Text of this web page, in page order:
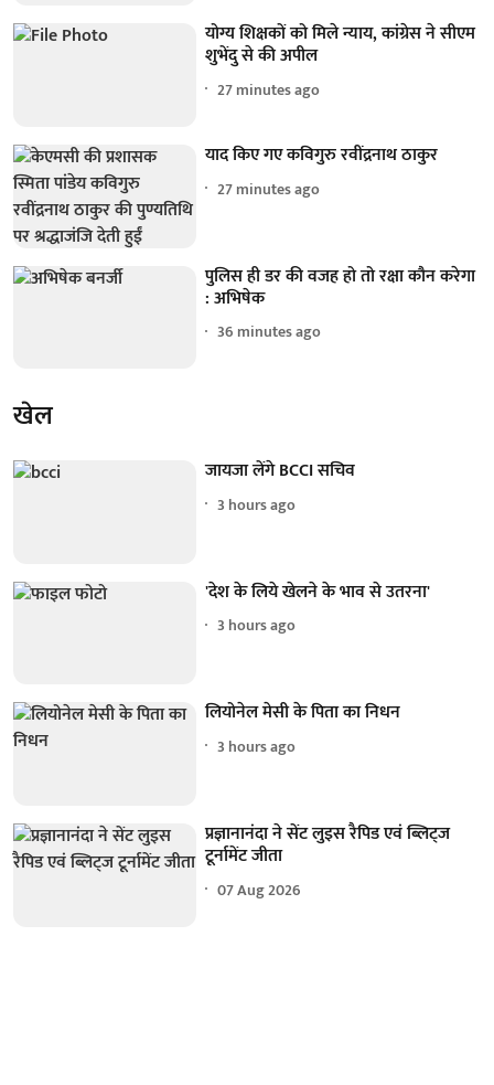
योग्य शिक्षकों को मिले न्याय, कांग्रेस ने सीएम
शुभेंदु से की अपील
27 minutes ago
याद किए गए कविगुरु रवींद्रनाथ ठाकुर
27 minutes ago
पुलिस ही डर की वजह हो तो रक्षा कौन करेगा
: अभिषेक
36 minutes ago
खेल
जायजा लेंगे BCCI सचिव
3 hours ago
'देश के लिये खेलने के भाव से उतरना'
3 hours ago
लियोनेल मेसी के पिता का निधन
3 hours ago
प्रज्ञानानंदा ने सेंट लुइस रैपिड एवं ब्लिट्ज
टूर्नामेंट जीता
07 Aug 2026